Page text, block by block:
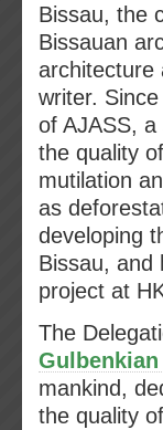
Bissau, the
Bissauan
architecture
writer.
of AJASS,
the quality
mutilation
as
developing
Bissau, and
project at
The
mankind,
the quality